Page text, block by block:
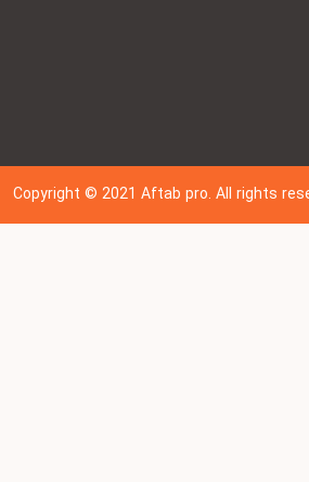
Copyright © 202 1Aftab pro. All rights